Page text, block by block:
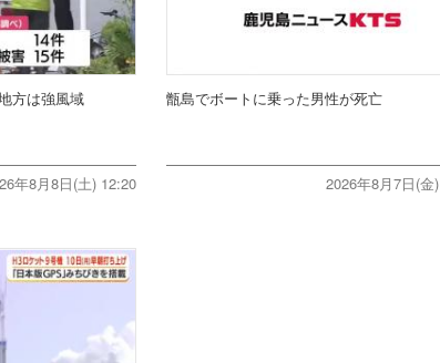
方は強風域
年8月8日(土) 12:20
甑島でボートに乗った男性が死亡
2026年8月7日(金